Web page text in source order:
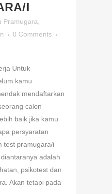
I
Pramugara
0 Comments
Untuk
kamu
mendaftarkan
calon
baik jika kamu
persyaratan
test pramugara/i
adalah
psikotest dan
Akan tetapi pada